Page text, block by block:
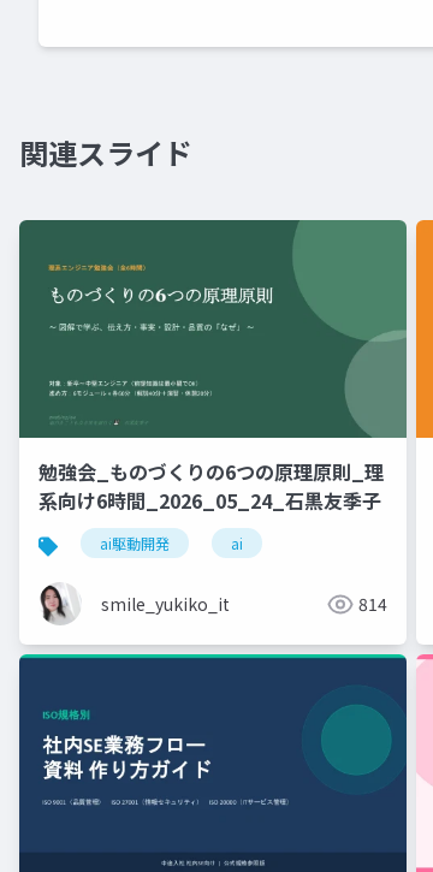
関連スライド
勉強会_ものづくりの6つの原理原則_理
系向け6時間_2026_05_24_石黒友季子
ai駆動開発 ai
smile_yukiko_it 814